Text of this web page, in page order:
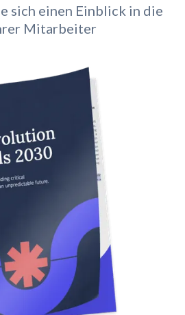
sich einen Einblick in die
Mitarbeiter